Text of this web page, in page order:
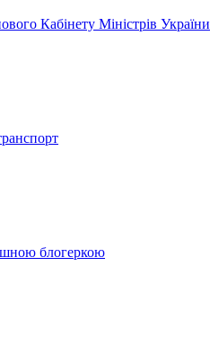
Кабінету Міністрів України
блогеркою